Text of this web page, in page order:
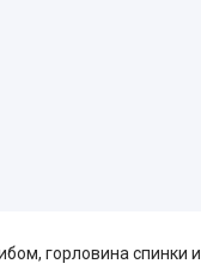
горловина спинки и